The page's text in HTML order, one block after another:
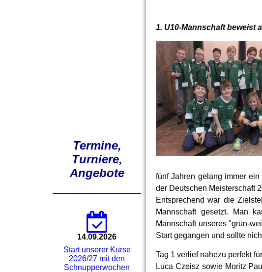
1. U10-Mannschaft beweist
fünf Jahren gelang immer
der Deutschen Meisterschaft
Entsprechend war die
Mannschaft gesetzt. Man
Mannschaft unseres "grün-
Start gegangen und sollte
Tag 1 verlief nahezu perfekt
Luca Czeisz sowie Moritz
Termine,
Turniere,
Angebote
14.09.2026
Start unserer Kurse
2026/27 mit den
Schnupperwochen